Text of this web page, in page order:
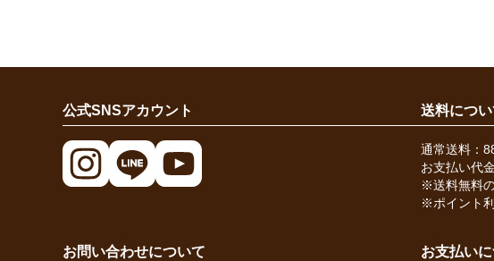
公式SNSアカウント 送料につ
通常送料：
お支払い代
※送料無料
※ポイント
お問い合わせについて お支払い